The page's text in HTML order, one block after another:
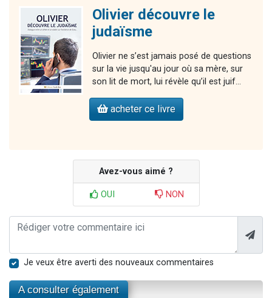
Olivier découvre le
judaïsme
Olivier ne s’est jamais posé de questions
sur la vie jusqu'au jour où sa mère, sur
son lit de mort, lui révèle qu’il est juif...
acheter ce livre
Avez-vous aimé ?
OUI NON
Je veux être averti des nouveaux commentaires
A consulter également